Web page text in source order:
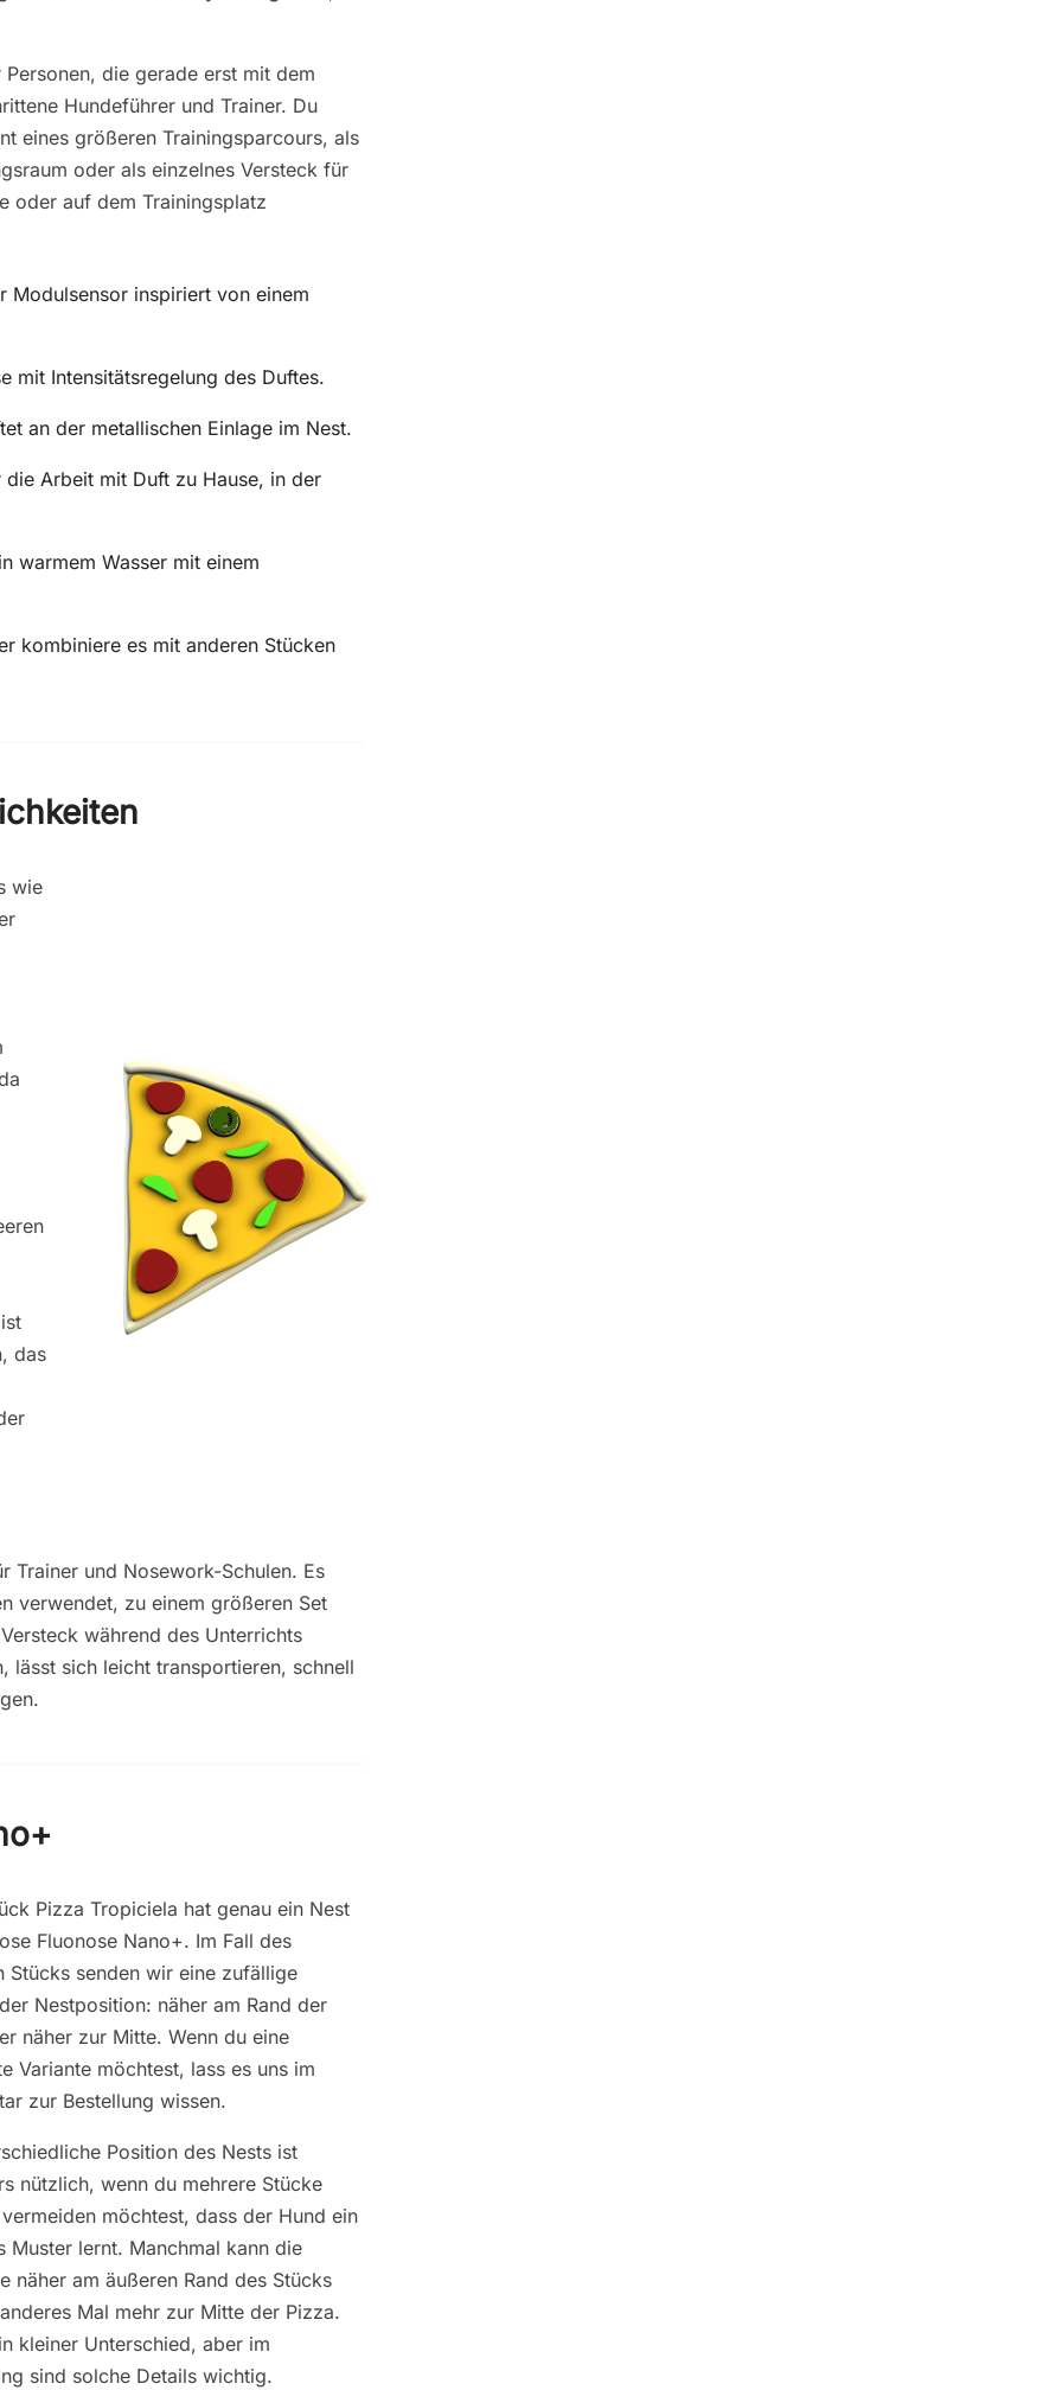
die gerade erst mit dem
Hundeführer und Trainer. Du
eines größeren Trainingsparcours, als
oder als einzelnes Versteck für
oder auf dem Trainingsplatz
Modulsensor inspiriert von einem
mit Intensitätsregelung des Duftes.
an der metallischen Einlage im Nest.
die Arbeit mit Duft zu Hause, in der
warmem Wasser mit einem
kombiniere es mit anderen Stücken
wie
das
Trainer und Nosework-Schulen. Es
verwendet, zu einem größeren Set
während des Unterrichts
lässt sich leicht transportieren, schnell
Pizza Tropiciela hat genau ein Nest
Fluonose Nano+. Im Fall des
Stücks senden wir eine zufällige
Nestposition: näher am Rand der
näher zur Mitte. Wenn du eine
Variante möchtest, lass es uns im
zur Bestellung wissen.
Position des Nests ist
nützlich, wenn du mehrere Stücke
möchtest, dass der Hund ein
Muster lernt. Manchmal kann die
näher am äußeren Rand des Stücks
Mal mehr zur Mitte der Pizza.
kleiner Unterschied, aber im
sind solche Details wichtig.